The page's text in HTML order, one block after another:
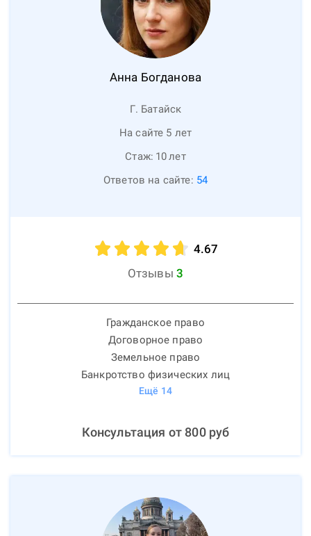
Анна Богданова
Г. Батайск
На сайте 5 лет
Стаж: 10лет
Ответов на сайте: 54
4.67
Отзывы 3
Гражданское право
Договорное право
Земельное право
Банкротство физических лиц
Ещё 14
Консультация от 800руб